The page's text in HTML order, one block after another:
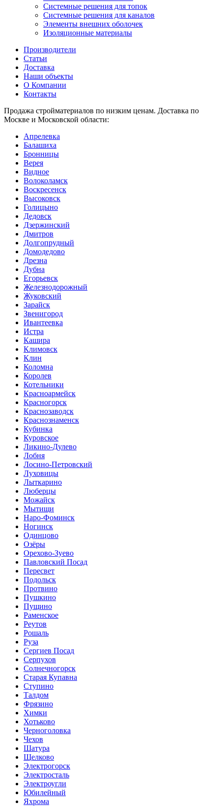
Системные решения для топок
Системные решения для каналов
Элементы внешних оболочек
Изоляционные материалы
Производители
Статьи
Доставка
Наши объекты
О Компании
Контакты
Продажа стройматериалов по низким ценам. Доставка по
Москве и Московской области:
Апрелевка
Балашиха
Бронницы
Верея
Видное
Волоколамск
Воскресенск
Высоковск
Голицыно
Дедовск
Дзержинский
Дмитров
Долгопрудный
Домодедово
Дрезна
Дубна
Егорьевск
Железнодорожный
Жуковский
Зарайск
Звенигород
Ивантеевка
Истра
Кашира
Климовск
Клин
Коломна
Королев
Котельники
Красноармейск
Красногорск
Краснозаводск
Краснознаменск
Кубинка
Куровское
Ликино-Дулево
Лобня
Лосино-Петровский
Луховицы
Лыткарино
Люберцы
Можайск
Мытищи
Наро-Фоминск
Ногинск
Одинцово
Озёры
Орехово-Зуево
Павловский Посад
Пересвет
Подольск
Протвино
Пушкино
Пущино
Раменское
Реутов
Рошаль
Руза
Сергиев Посад
Серпухов
Солнечногорск
Старая Купавна
Ступино
Талдом
Фрязино
Химки
Хотьково
Черноголовка
Чехов
Шатура
Щелково
Электрогорск
Электросталь
Электроугли
Юбилейный
Яхрома